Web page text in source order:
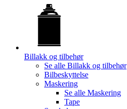
Billakk og tilbehør
Se alle Billakk og tilbehør
Bilbeskyttelse
Maskering
Se alle Maskering
Tape